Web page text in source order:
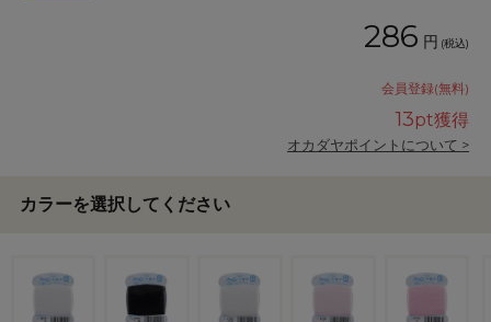
286 円 (税込)
会員登録(無料)
13pt獲得
オカダヤポイントについて >
カラーを選択してください